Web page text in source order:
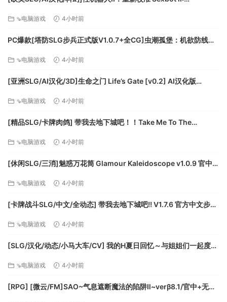
系统需求
操作系统: Windows 7 64-bit
处理器: Intel Core i3-4170 @ 3.70GHz
显卡: NVIDIA@ GeForce@ GTX 460 or better
存储空间: 需要 26 GB 可用空间
声卡: DirectX compatible soundcard or onboard
需要 64 位处理器和操作系统
处理器: Intel Core i5-4690K @3.50GHz
显卡: NVIDIA@ GeForce@ GTX 960
DirectX 版本: 11
⇘电脑游戏 4小时前
PC爆款[塔防SLG步兵正式版V1.0.7+全CG]虫潮孤堡：机欲防线
迅雷/UC/夸克
⇘电脑游戏 4小时前
[亚洲SLG/AI汉化/3D]生命之门 Life’s Gate [v0.2] AI汉化版
⇘电脑游戏 4小时前
[精品SLG/卡牌肉鸽] 带我去地下城吧！！Take Me To The
⇘电脑游戏 4小时前
[休闲SLG/三消]魅惑万花筒 Glamour Kaleidoscope v1.0.9 官中
⇘电脑游戏 4小时前
[卡牌战斗SLG/中文/全动态] 带我去地下城吧!! V1.7.6 官方中文步兵
⇘电脑游戏 4小时前
[SLG/汉化/动态/小马大车/CV] 我的H夏日回忆～与姐姐们一起度过
⇘电脑游戏 4小时前
[RPG] [微云/FM]SAO~气息遮断魔法的陷阱Ⅱ~verβ8.1/官中+无码